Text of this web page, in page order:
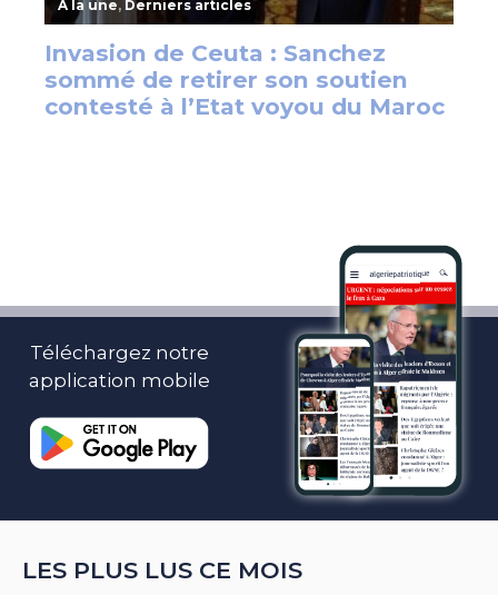
Téléchargez notre
application mobile
LES PLUS LUS CE MOIS